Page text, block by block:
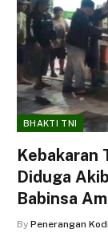
BHAKTI TNI
Kebakaran
Diduga
Babinsa
By Penerangan